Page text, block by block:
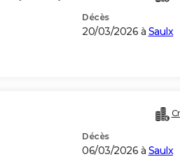
Décès
20/03/2026 à Saulx
Décès
06/03/2026 à Saulx